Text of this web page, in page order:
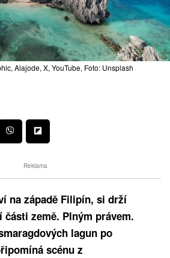
Alajode, X, YouTube, Foto: Unsplash
Reklama
na západě Filipín, si drží
části země. Plným právem.
lagun po
scénu z